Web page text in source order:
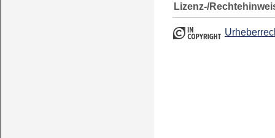
Lizenz-/